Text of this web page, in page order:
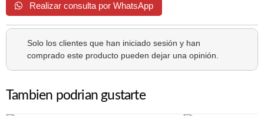
Realizar consulta por WhatsApp
Solo los clientes que han iniciado sesión y han
comprado este producto pueden dejar una opinión.
Tambien podrian gustarte